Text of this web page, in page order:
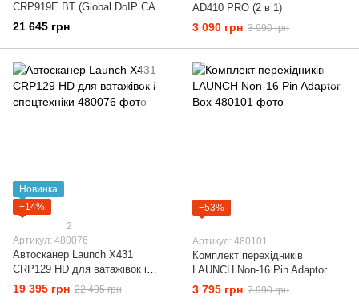
CRP919E BT (Global DoIP CAN
FD)
21 645 грн
AD410 PRO (2 в 1)
3 090 грн 3 990 грн
Новинка
−14%
2
Артикул: 480076
Автосканер Launch X431
CRP129 HD для ватажівок і
спецтехніки
19 395 грн 22 495 грн
−53%
Артикул: 480101
Комплект перехідників
LAUNCH Non-16 Pin Adaptor
Box
3 795 грн 7 990 грн